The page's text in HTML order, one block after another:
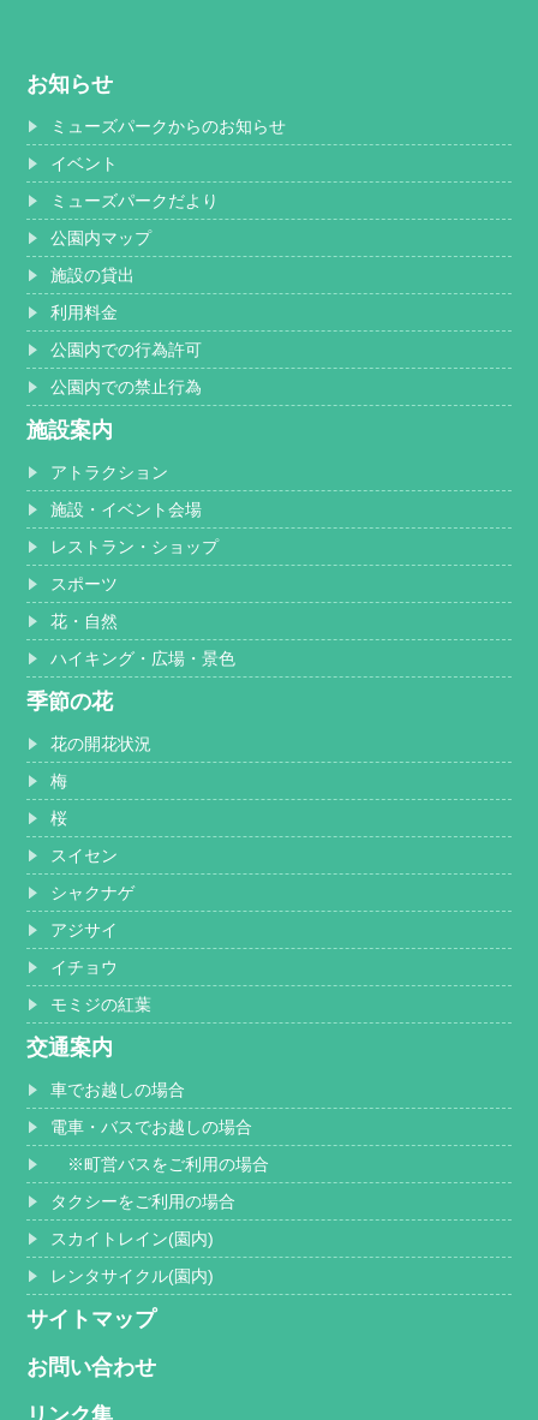
お知らせ
ミューズパークからのお知らせ
イベント
ミューズパークだより
公園内マップ
施設の貸出
利用料金
公園内での行為許可
公園内での禁止行為
施設案内
アトラクション
施設・イベント会場
レストラン・ショップ
スポーツ
花・自然
ハイキング・広場・景色
季節の花
花の開花状況
梅
桜
スイセン
シャクナゲ
アジサイ
イチョウ
モミジの紅葉
交通案内
車でお越しの場合
電車・バスでお越しの場合
※町営バスをご利用の場合
タクシーをご利用の場合
スカイトレイン(園内)
レンタサイクル(園内)
サイトマップ
お問い合わせ
リンク集